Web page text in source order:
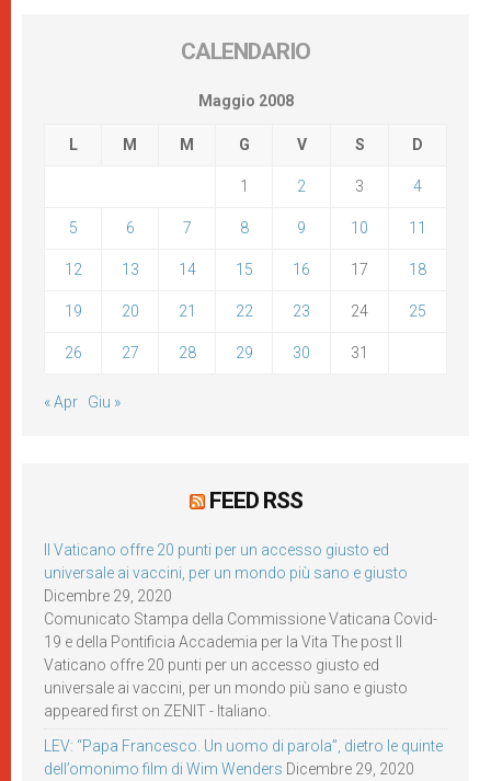
CALENDARIO
Maggio 2008
L M M G V S D
1 2 3 4
5 6 7 8 9 10 11
12 13 14 15 16 17 18
19 20 21 22 23 24 25
26 27 28 29 30 31
« Apr Giu »
FEED RSS
Il Vaticano offre 20 punti per un accesso giusto ed
universale ai vaccini, per un mondo più sano e giusto
Dicembre 29, 2020
Comunicato Stampa della Commissione Vaticana Covid-
19 e della Pontificia Accademia per la Vita The post Il
Vaticano offre 20 punti per un accesso giusto ed
universale ai vaccini, per un mondo più sano e giusto
appeared first on ZENIT - Italiano.
LEV: “Papa Francesco. Un uomo di parola”, dietro le quinte
dell’omonimo film di Wim Wenders Dicembre 29, 2020